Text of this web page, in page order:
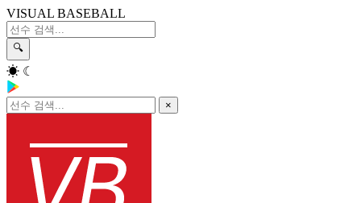
VISUAL BASEBALL
🔍
☀ ☾
×